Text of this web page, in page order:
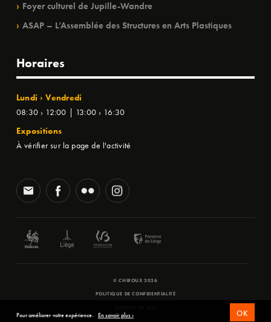
Foyer culturel de Jupille-Wandre
ASAP – L’Assemblée des Structures en Arts Plastiques
Horaires
Lundi › Vendredi
08:30 › 12:00 | 13:00 › 16:30
Expositions
À vérifier sur la page de l'activité
© CHIROUX 2026
POLITIQUE DE CONFIDENTIALITÉ
Pour améliorer votre expérience. En savoir plus › OK